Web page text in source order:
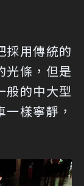
採用傳統的
光條，但是
般的中大型
樣寧靜，